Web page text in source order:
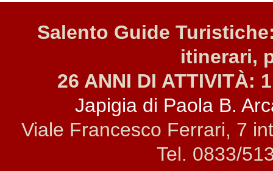
Salento Guide
itinerari,
26 ANNI DI ATTIVITÀ:
Japigia di Paola B.
Viale Francesco Ferrari, 7
Tel. 0833/